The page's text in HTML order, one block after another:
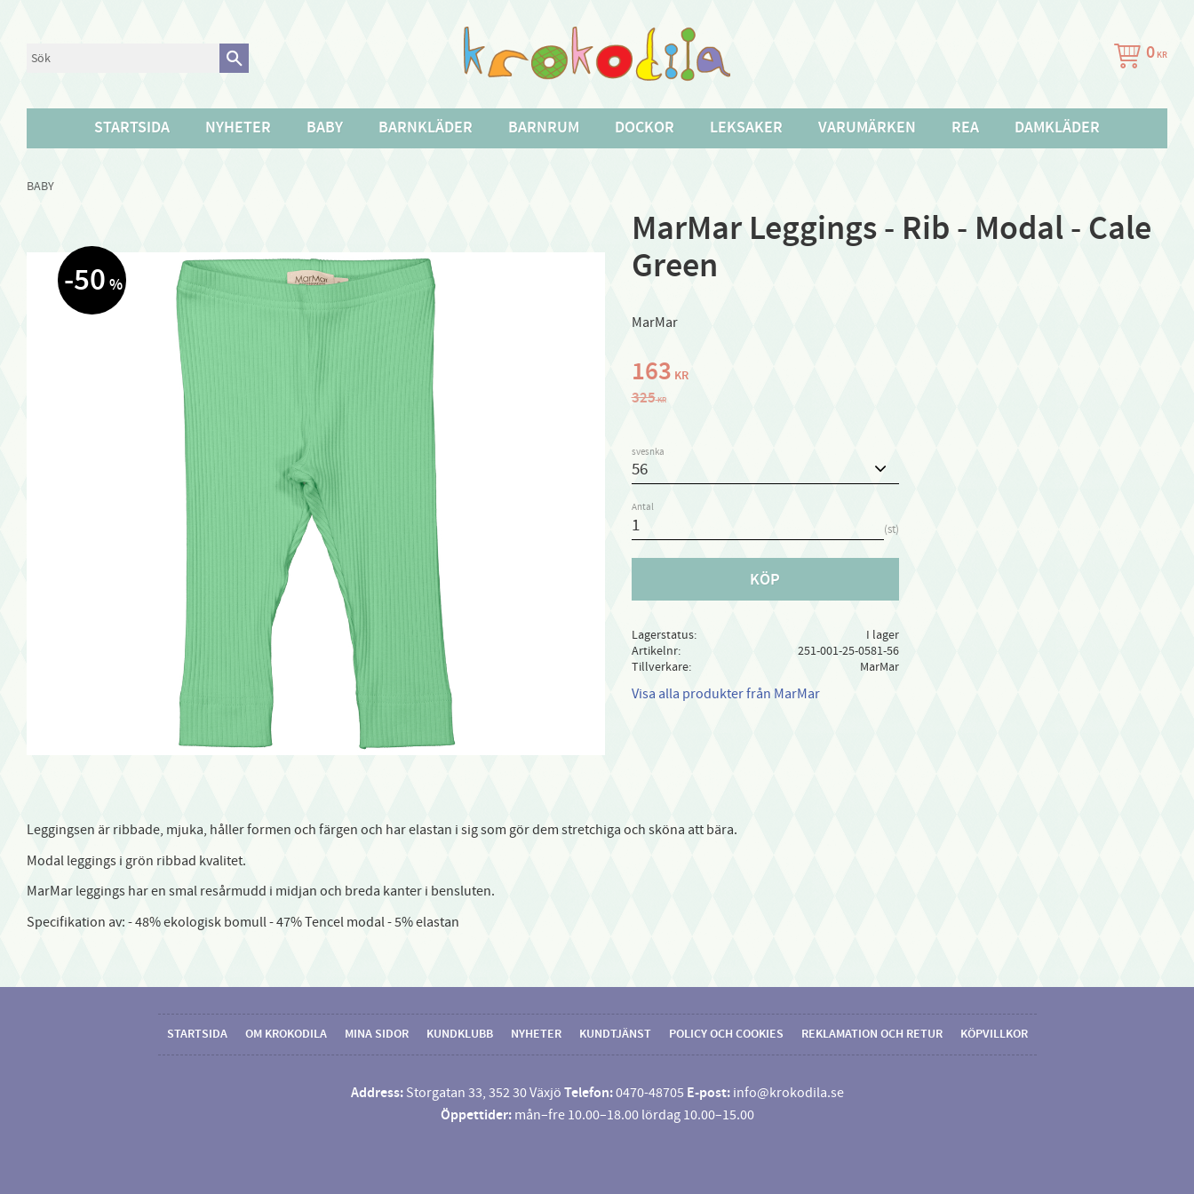
0 KR
STARTSIDA NYHETER BABY BARNKLÄDER BARNRUM DOCKOR LEKSAKER VARUMÄRKEN REA DAMKLÄDER
BABY
MarMar Leggings - Rib - Modal - Cale
Green
MarMar
50 %
Nedsatt pris:
163 KR
Ordinarie pris:
325KR
svesnka
Antal
st
KÖP
Lagerstatus
I lager
Artikelnr
251-001-25-0581-56
Tillverkare
MarMar
Visa alla produkter från MarMar
Leggingsen är ribbade, mjuka, håller formen och färgen och har elastan i sig som gör dem stretchiga och sköna att bära.
Modal leggings i grön ribbad kvalitet.
MarMar leggings har en smal resårmudd i midjan och breda kanter i bensluten.
Specifikation av: - 48% ekologisk bomull - 47% Tencel modal - 5% elastan
STARTSIDA OM KROKODILA MINA SIDOR KUNDKLUBB NYHETER KUNDTJÄNST POLICY OCH COOKIES REKLAMATION OCH RETUR KÖPVILLKOR
Address:Storgatan 33, 352 30 Växjö Telefon:0470-48705 E-post: info@krokodila.se
Öppettider:mån–fre 10.00–18.00 lördag 10.00–15.00